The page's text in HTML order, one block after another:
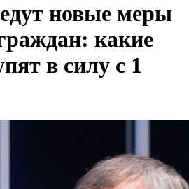
новые меры
какие
в силу с 1